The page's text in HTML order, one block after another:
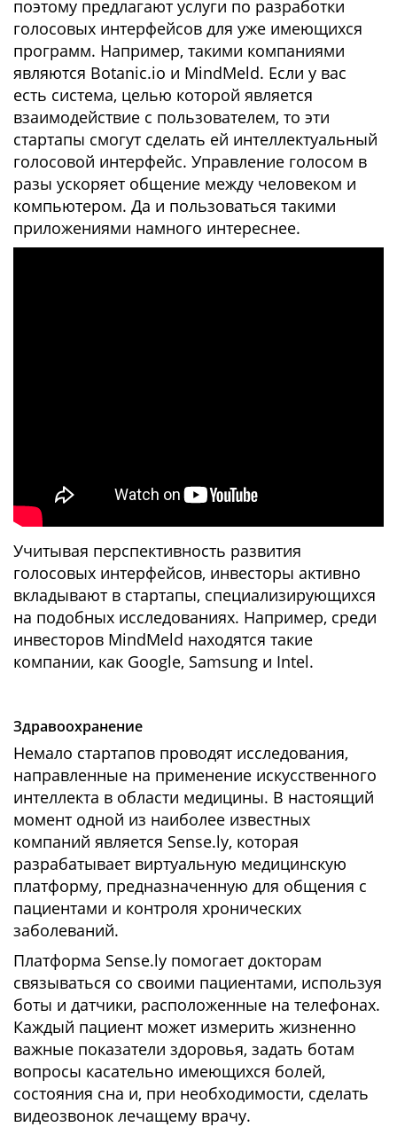
поэтому предлагают услуги по разработки
голосовых интерфейсов для уже имеющихся
программ. Например, такими компаниями
являются Botanic.io и MindMeld. Если у вас
есть система, целью которой является
взаимодействие с пользователем, то эти
стартапы смогут сделать ей интеллектуальный
голосовой интерфейс. Управление голосом в
разы ускоряет общение между человеком и
компьютером. Да и пользоваться такими
приложениями намного интереснее.
Учитывая перспективность развития
голосовых интерфейсов, инвесторы активно
вкладывают в стартапы, специализирующихся
на подобных исследованиях. Например, среди
инвесторов MindMeld находятся такие
компании, как Google, Samsung и Intel.
Здравоохранение
Немало стартапов проводят исследования,
направленные на применение искусственного
интеллекта в области медицины. В настоящий
момент одной из наиболее известных
компаний является Sense.ly, которая
разрабатывает виртуальную медицинскую
платформу, предназначенную для общения с
пациентами и контроля хронических
заболеваний.
Платформа Sense.ly помогает докторам
связываться со своими пациентами, используя
боты и датчики, расположенные на телефонах.
Каждый пациент может измерить жизненно
важные показатели здоровья, задать ботам
вопросы касательно имеющихся болей,
состояния сна и, при необходимости, сделать
видеозвонок лечащему врачу.